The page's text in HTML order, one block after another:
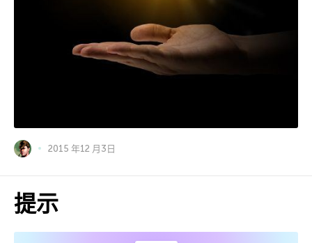
2015 年12 月3日
提示